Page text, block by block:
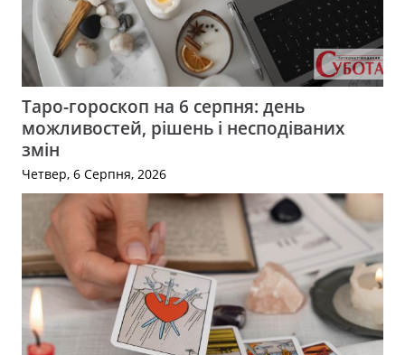
Таро-гороскоп на 6 серпня: день
можливостей, рішень і несподіваних
змін
Четвер, 6 Серпня, 2026